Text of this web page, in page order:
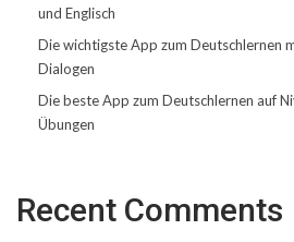
und Englisch
Die wichtigste App zum Deutschlernen
Dialogen
Die beste App zum Deutschlernen auf
Übungen
Recent Comments